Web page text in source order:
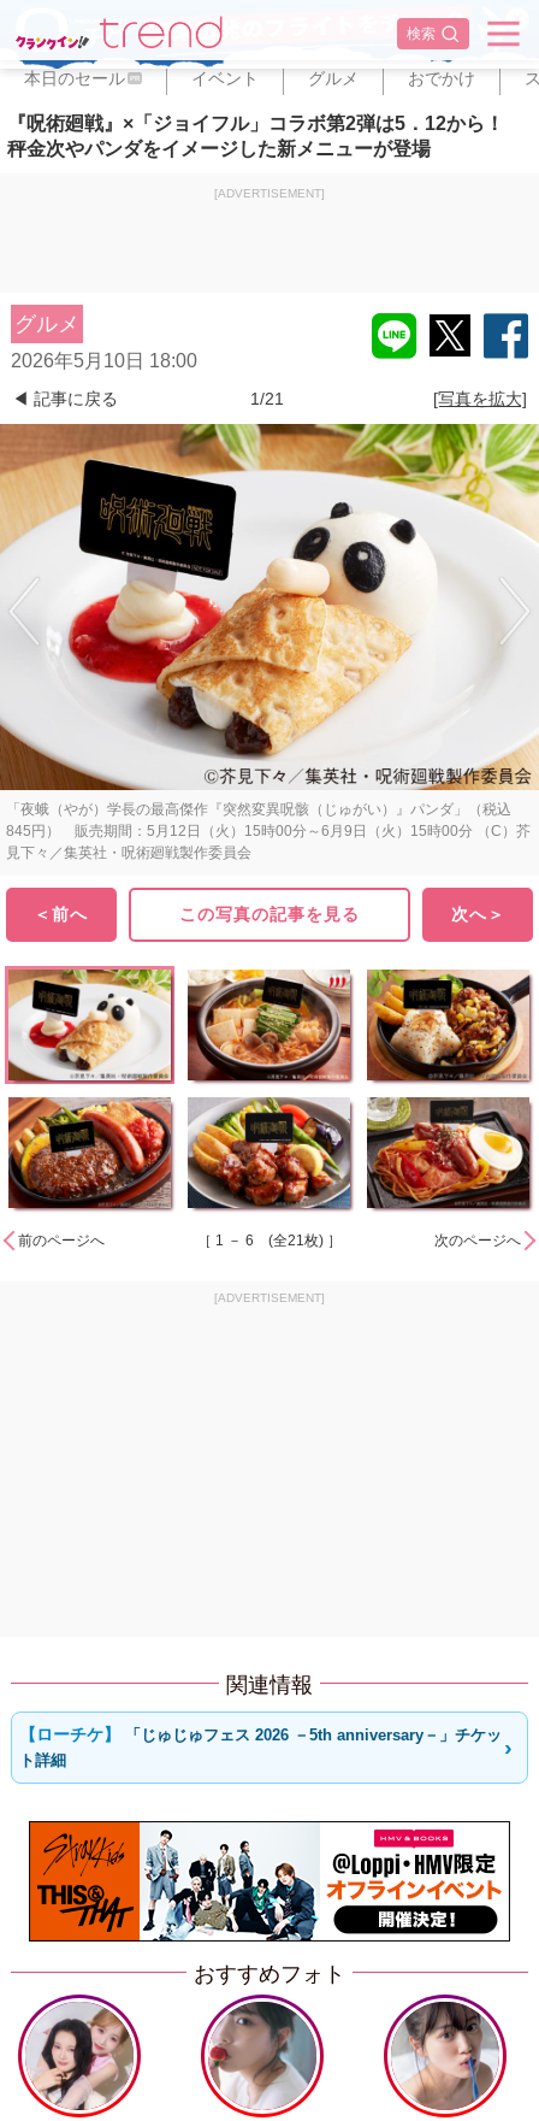
検索
✕
本日のセール PR イベント グルメ おでかけ
『呪術廻戦』×「ジョイフル」コラボ第2弾は5．12から！
秤金次やパンダをイメージした新メニューが登場
[ADVERTISEMENT]
グルメ
2026年5月10日 18:00
◀ 記事に戻る 1/21 [写真を拡大]
「夜蛾（やが）学長の最高傑作『突然変異呪骸（じゅがい）』パンダ」（税込
845円） 販売期間：5月12日（火）15時00分～6月9日（火）15時00分 （C）芥
見下々／集英社・呪術廻戦製作委員会
＜前へ この写真の記事を見る 次へ＞
前のページへ ［ 1 － 6 (全21枚) ］ 次のページへ
[ADVERTISEMENT]
関連情報
「じゅじゅフェス 2026 －5th anniversary－」チケッ
ト詳細
おすすめフォト